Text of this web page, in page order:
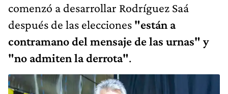
comenzó a desarrollar Rodríguez Saá
después de las elecciones "están a
contramano del mensaje de las urnas" y
"no admiten la derrota".